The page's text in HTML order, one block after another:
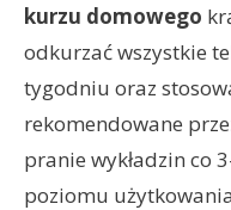
kurzu domowego
odkurzać wszystkie
tygodniu oraz
rekomendowane
pranie wykładzin co
poziomu